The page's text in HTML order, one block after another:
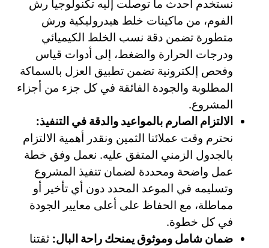
نستخدم أحدث ما توصلت إليه تكنولوجيا رش
الفوم، من ماكينات خلط هيدروليكية ورش
متطورة تضمن دقة نسب الخلط الكيميائي
ودرجات الحرارة والضغط، إلى أدوات قياس
وفحص إلكترونية تضمن تطبيق العزل بالسماكة
المطلوبة والجودة الفائقة في كل جزء من أجزاء
المشروع.
الالتزام الصارم بالمواعيد والدقة في التنفيذ:
نحترم وقت عملائنا الثمين ونقدر أهمية الالتزام
بالجدول الزمني المتفق عليه. نعمل وفق خطة
عمل واضحة ومحددة لضمان تنفيذ المشروع
وتسليمه في الموعد المحدد دون أي تأخير أو
مماطلة، مع الحفاظ على أعلى معايير الجودة
في كل خطوة.
ضمان شامل وموثوق يمنحك راحة البال: ثقتنا